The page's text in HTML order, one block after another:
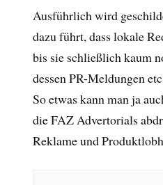
Ausführlich wird
dazu führt, dass lokale
bis sie schließlich kaum
dessen PR-Meldungen
So etwas kann man ja
die FAZ Advertorials
Reklame und